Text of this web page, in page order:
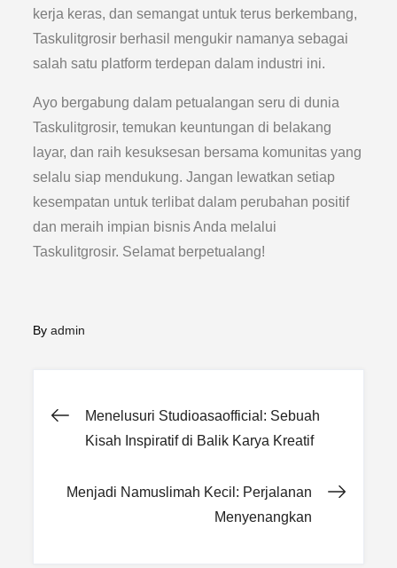
kerja keras, dan semangat untuk terus berkembang,
Taskulitgrosir berhasil mengukir namanya sebagai
salah satu platform terdepan dalam industri ini.
Ayo bergabung dalam petualangan seru di dunia
Taskulitgrosir, temukan keuntungan di belakang
layar, dan raih kesuksesan bersama komunitas yang
selalu siap mendukung. Jangan lewatkan setiap
kesempatan untuk terlibat dalam perubahan positif
dan meraih impian bisnis Anda melalui
Taskulitgrosir. Selamat berpetualang!
Byadmin
Post
Menelusuri Studioasaofficial: Sebuah
Kisah Inspiratif di Balik Karya Kreatif
Menjadi Namuslimah Kecil: Perjalanan
Menyenangkan